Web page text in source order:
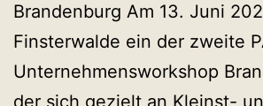
Brandenburg Am 13. Juni
Finsterwalde ein der zweite
Unternehmensworkshop
der sich gezielt an Kleinst-